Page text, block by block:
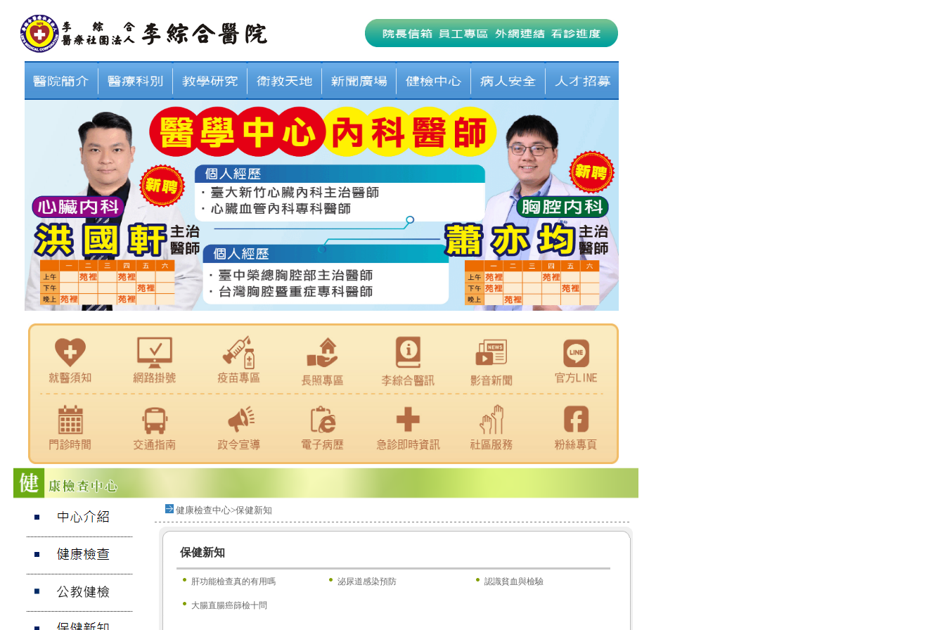
健康檢查中心>保健新知
保健新知
肝功能檢查真的有用嗎 泌尿道感染預防 認識貧血與檢驗
大腸直腸癌篩檢十問